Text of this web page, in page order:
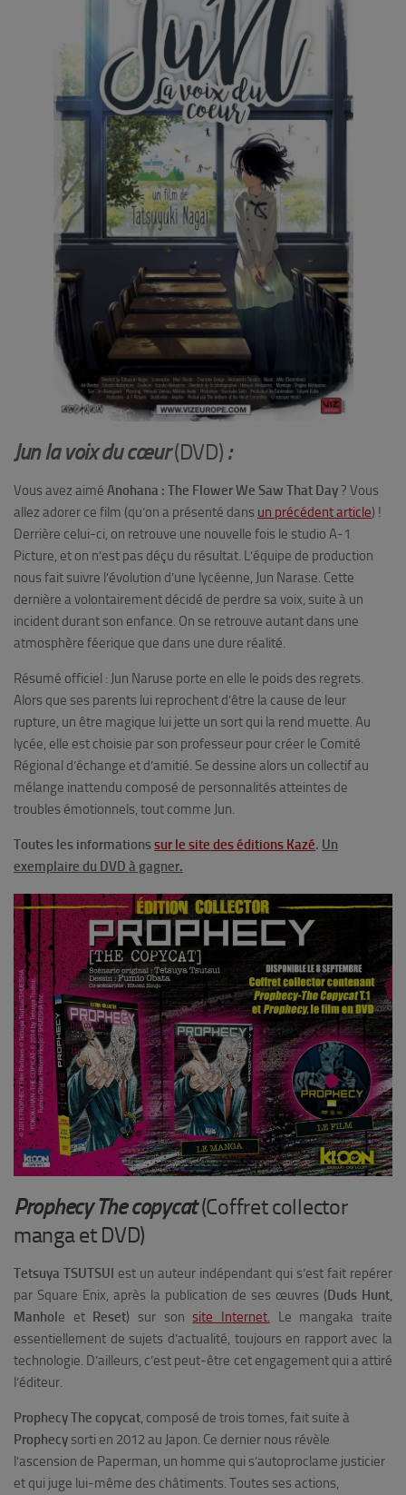
Jun la voix du cœur (DVD) :
Vous avez aimé Anohana : The Flower We Saw That Day? Vous
allez adorer ce film (qu’on a présenté dans un précédent article) !
Derrière celui-ci, on retrouve une nouvelle fois le studio A-1
Picture, et on n’est pas déçu du résultat. L’équipe de production
nous fait suivre l’évolution d’une lycéenne, Jun Narase. Cette
dernière a volontairement décidé de perdre sa voix, suite à un
incident durant son enfance. On se retrouve autant dans une
atmosphère féerique que dans une dure réalité.
Résumé officiel : Jun Naruse porte en elle le poids des regrets.
Alors que ses parents lui reprochent d’être la cause de leur
rupture, un être magique lui jette un sort qui la rend muette. Au
lycée, elle est choisie par son professeur pour créer le Comité
Régional d’échange et d’amitié. Se dessine alors un collectif au
mélange inattendu composé de personnalités atteintes de
troubles émotionnels, tout comme Jun.
Toutes les informationssur le site des éditions Kazé. Un
exemplaire du DVD à gagner.
Prophecy The copycat(Coffret collector
manga et DVD)
Tetsuya TSUTSUI est un auteur indépendant qui s’est fait repérer
par Square Enix, après la publication de ses œuvres ( Duds Hunt,
Manhol e et Reset) sur sonsite Internet. Le mangaka traite
essentiellement de sujets d’actualité, toujours en rapport avec la
technologie. D’ailleurs, c’est peut-être cet engagement qui a attiré
l’éditeur.
Prophecy The copycat, composé de trois tomes, fait suite à
Prophecy sorti en 2012 au Japon. Ce dernier nous révèle
l’ascension de Paperman, un homme qui s’autoproclame justicier
et qui juge lui-même des châtiments. Toutes ses actions,